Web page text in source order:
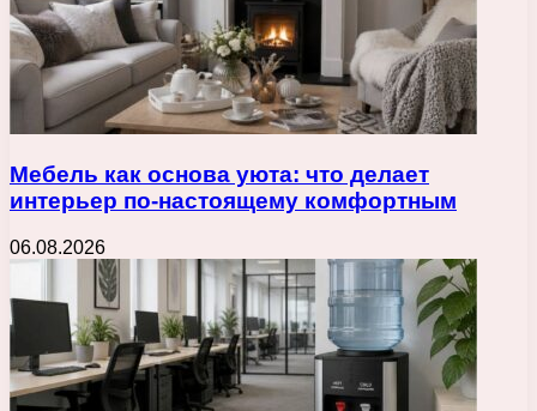
Мебель как основа уюта: что делает
интерьер по-настоящему комфортным
06.08.2026